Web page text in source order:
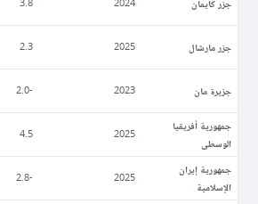
جزر كايمان 2024
3.8
جزر مارشال 2025
2.3
جزيرة مان 2023
-2.0
جمهورية أفريقيا
الوسطى
2025
4.5
جمهورية إيران
الإسلامية
2025
-2.8